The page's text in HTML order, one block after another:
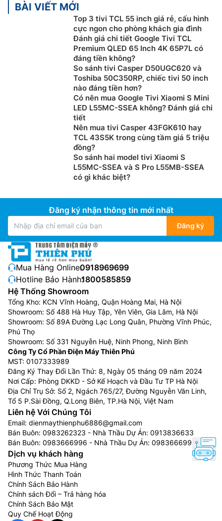
BÀI VIẾT MỚI
Top 3 tivi TCL 55 inch giá rẻ, cấu hình
cực ngon cho phòng khách gia đình
Đánh giá chi tiết Google Tivi TCL
Premium QLED 65 Inch 4K 65P7L có
đáng tiền không?
So sánh tivi Casper D50UGC620 và
Toshiba 50C350RP, chiếc tivi 50 inch
nào đáng tiền hơn?
Có nên mua Google Tivi Xiaomi S Mini
LED L55MC-SSEA không? Đánh giá chi
tiết
Nên mua tivi Casper 43FGK610 hay
TCL 43S5K trong cùng tầm giá 5 triệu
đồng?
So sánh hai model tivi Xiaomi S
L55MC-SSEA và S Pro L55MB-SSEA
có gì khác biệt?
Đăng ký nhận thông tin mới nhất
Đăng ký
Mua Hàng Online:0918969699
Hotline Bảo Hành:1800585859
Hệ Thống Showroom
Tổng Kho: KCN Vĩnh Hoàng, Quận Hoàng Mai, Hà Nội
Showroom: Số 488 Hà Huy Tập, Yên Viên, Gia Lâm, Hà Nội
Showroom: Số 89A Đường Lạc Long Quân, Phường Vĩnh Phúc,
Phú Thọ
Showroom: Số 331 Nguyễn Huệ, Ninh Phong, Ninh Bình
Công Ty Cổ Phần Điện Máy Thiên Phú
MST: 0107333989
Đăng Ký Thay Đổi Lần Thứ: 8, Ngày 05 tháng 09 năm 2024
Nơi Cấp: Phòng DKKD - Sở Kế Hoạch và Đầu Tư TP Hà Nội
Địa Chỉ Trụ Sở: Số 2, Ngách 765/27, Đường Nguyễn Văn Linh,
Tổ 5 P.Sài Đồng, Q.Long Biên, TP.Hà Nội, Việt Nam
Liên hệ Với Chúng Tôi
Email: dienmaythienphu6886@gmail.com
Bán Buôn: 0983262323 - Nhà Thầu Dự Án: 0913836633
Bán Buôn: 0983666996 - Nhà Thầu Dự Án: 0983666996
Dịch vụ khách hàng
Phương Thức Mua Hàng
Hình Thức Thanh Toán
Chính Sách Bảo Hành
Chính sách Đổi – Trả hàng hóa
Chính Sách Bảo Mật
Quy Chế Hoạt Động